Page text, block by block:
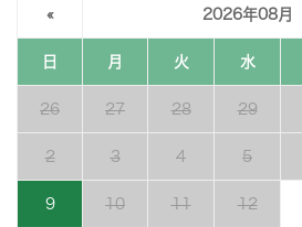
« 2026年08月
日 月 火 水
26 27 28 29
2 3 4 5
9 10 11 12